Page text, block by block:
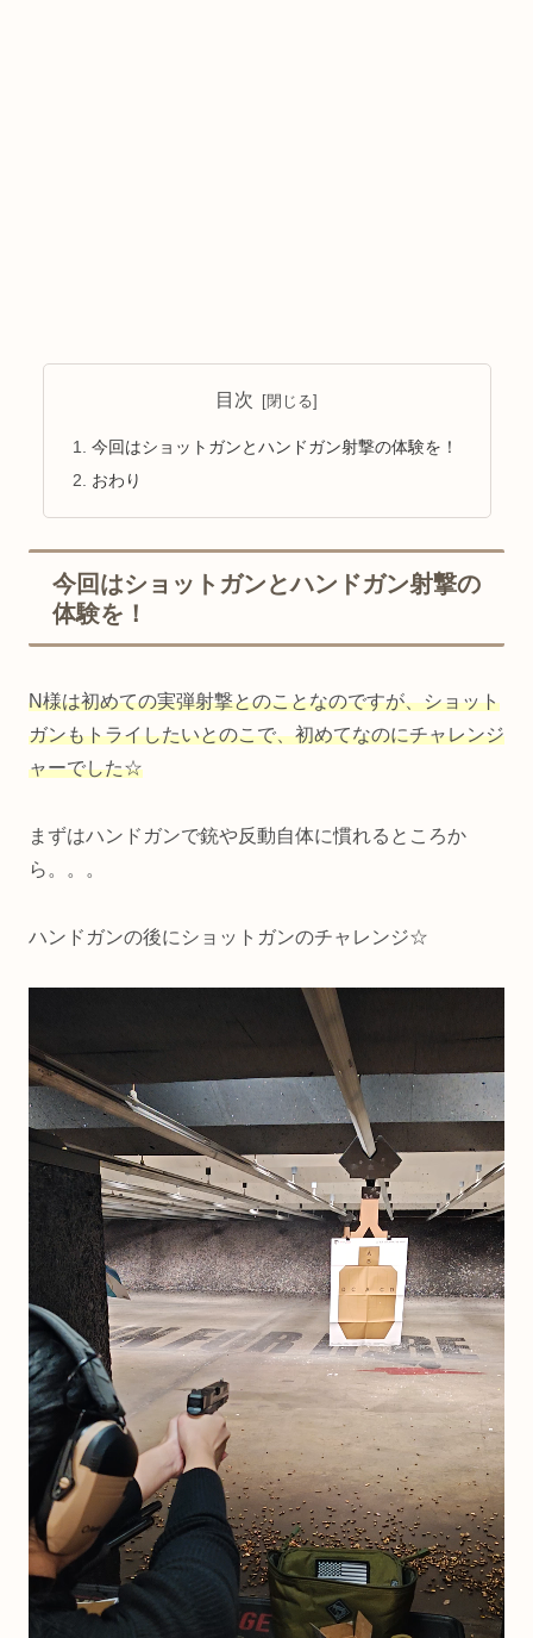
目次
今回はショットガンとハンドガン射撃の体験を！
おわり
今回はショットガンとハンドガン射撃の
体験を！
N様は初めての実弾射撃とのことなのですが、ショット
ガンもトライしたいとのこで、初めてなのにチャレンジ
ャーでした☆
まずはハンドガンで銃や反動自体に慣れるところか
ら。。。
ハンドガンの後にショットガンのチャレンジ☆